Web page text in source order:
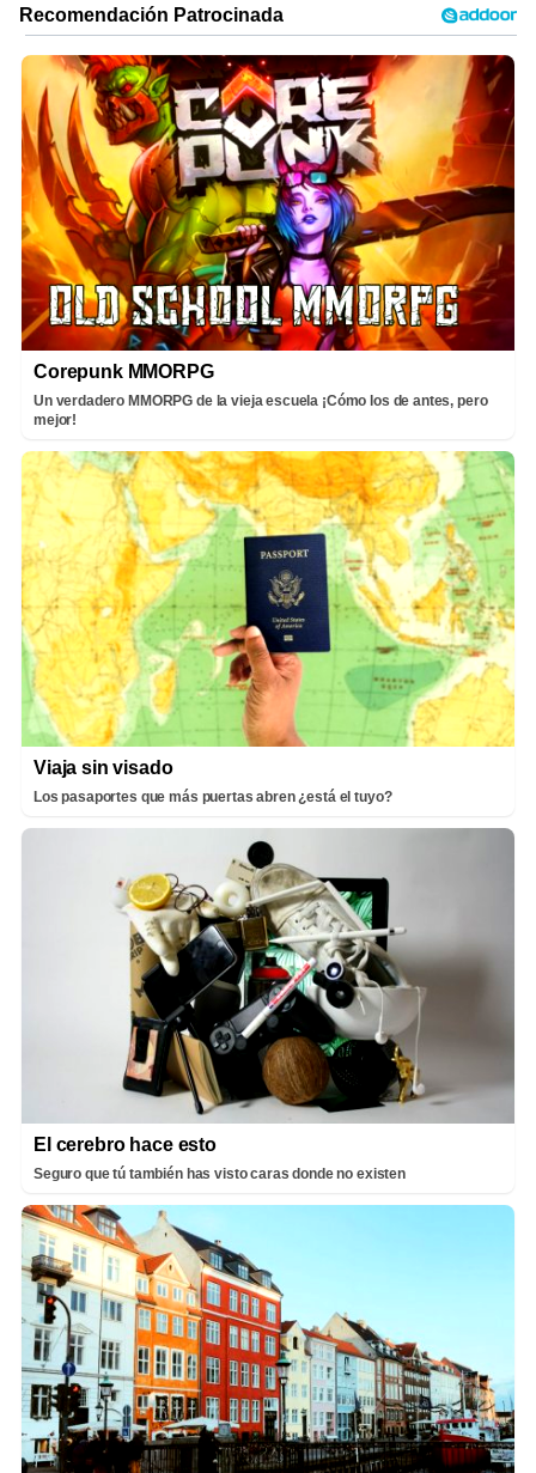
Corepunk MMORPG
Un verdadero MMORPG de la vieja escuela ¡Cómo los de antes, pero
mejor!
Viaja sin visado
Los pasaportes que más puertas abren ¿está el tuyo?
El cerebro hace esto
Seguro que tú también has visto caras donde no existen